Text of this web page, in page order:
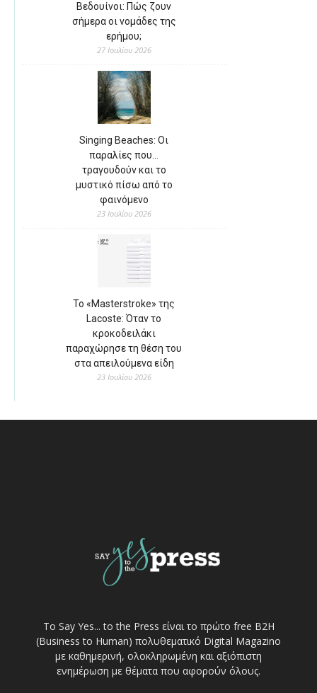
Βεδουίνοι: Πώς ζουν
σήμερα οι νομάδες της
ερήμου;
27 Ιουλίου 2026
Singing Beaches: Οι
παραλίες που…
τραγουδούν και το
μυστικό πίσω από το
φαινόμενο
23 Ιουλίου 2026
Το «Masterstroke» της
Lacoste: Όταν το
κροκοδειλάκι
παραχώρησε τη θέση του
στα απειλούμενα είδη
23 Ιουλίου 2026
Το Say Yes... to the Press είναι το πρώτο free Β2Η
(Business to Human) πολυθεματικό Digital Magazino
με καθημερινή, ολοκληρωμένη και αξιόπιστη
ενημέρωση με θέματα που αφορούν όλους.